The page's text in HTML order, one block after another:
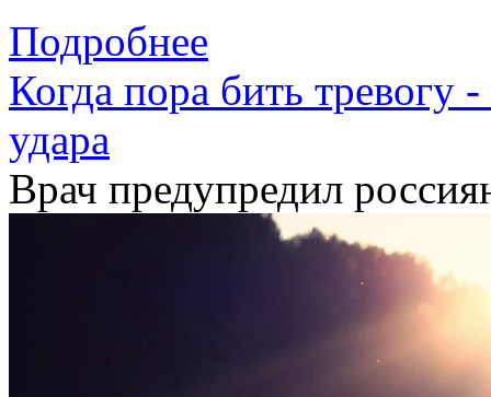
Подробнее
Когда пора бить тревогу
удара
Врач предупредил